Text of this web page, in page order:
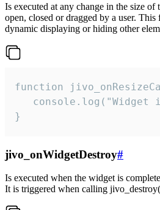
Is executed at any change in the size
open, closed or dragged by a user.
dynamic displaying or hiding other
function
console.log("Widget
}
jivo_onWidgetDestroy#
Is executed when the widget is
It is triggered when calling